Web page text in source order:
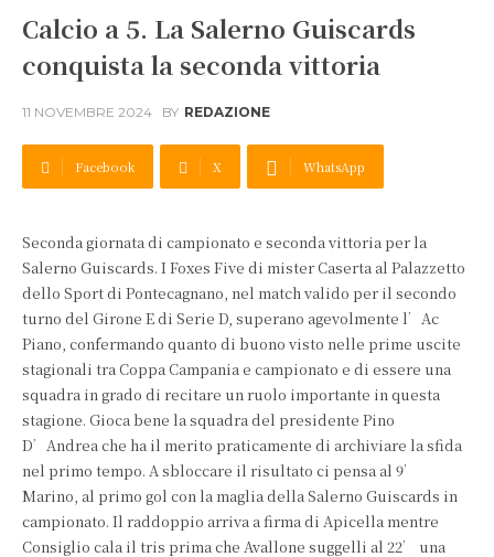
Calcio a 5. La Salerno Guiscards
conquista la seconda vittoria
11 NOVEMBRE 2024 BY REDAZIONE
Facebook X WhatsApp
Seconda giornata di campionato e seconda vittoria per la
Salerno Guiscards. I Foxes Five di mister Caserta al Palazzetto
dello Sport di Pontecagnano, nel match valido per il secondo
turno del Girone E di Serie D, superano agevolmente l’Ac
Piano, confermando quanto di buono visto nelle prime uscite
stagionali tra Coppa Campania e campionato e di essere una
squadra in grado di recitare un ruolo importante in questa
stagione. Gioca bene la squadra del presidente Pino
D’Andrea che ha il merito praticamente di archiviare la sfida
nel primo tempo. A sbloccare il risultato ci pensa al 9’
Marino, al primo gol con la maglia della Salerno Guiscards in
campionato. Il raddoppio arriva a firma di Apicella mentre
Consiglio cala il tris prima che Avallone suggelli al 22’ una